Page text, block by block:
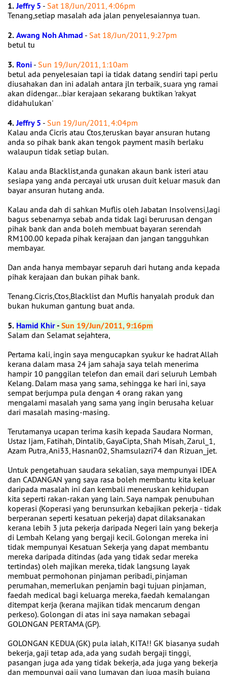
1.Jeffry 5 - Sat 18/Jun/2011, 4:06pm
Tenang,setiap masalah ada jalan penyelesaiannya tuan.
2.Awang Noh Ahmad - Sat 18/Jun/2011, 9:27pm
betul tu
3. Roni - Sun 19/Jun/2011, 1:10am
betul ada penyelesaian tapi ia tidak datang sendiri tapi perlu
diusahakan dan ini adalah antara jln terbaik, suara yng ramai
akan didengar...biar kerajaan sekarang buktikan 'rakyat
didahulukan'
4.Jeffry 5 - Sun 19/Jun/2011, 4:04pm
Kalau anda Cicris atau Ctos,teruskan bayar ansuran hutang
anda so pihak bank akan tengok payment masih berlaku
walaupun tidak setiap bulan.
Kalau anda Blacklist,anda gunakan akaun bank isteri atau
sesiapa yang anda percayai utk urusan duit keluar masuk dan
bayar ansuran hutang anda.
Kalau anda dah di sahkan Muflis oleh Jabatan Insolvensi,lagi
bagus sebenarnya sebab anda tidak lagi berurusan dengan
pihak bank dan anda boleh membuat bayaran serendah
RM100.00 kepada pihak kerajaan dan jangan tangguhkan
membayar.
Dan anda hanya membayar separuh dari hutang anda kepada
pihak kerajaan dan bukan pihak bank.
Tenang.Cicris,Ctos,Blacklist dan Muflis hanyalah produk dan
bukan hukuman gantung buat anda.
5. Hamid Khir-Sun 19/Jun/2011, 9:16pm
Salam dan Selamat sejahtera,
Pertama kali, ingin saya mengucapkan syukur ke hadrat Allah
kerana dalam masa 24 jam sahaja saya telah menerima
hampir 10 panggilan telefon dan email dari seluruh Lembah
Kelang. Dalam masa yang sama, sehingga ke hari ini, saya
sempat berjumpa pula dengan 4 orang rakan yang
mengalami masalah yang sama yang ingin berusaha keluar
dari masalah masing-masing.
Terutamanya ucapan terima kasih kepada Saudara Norman,
Ustaz Ijam, Fatihah, Dintalib, GayaCipta, Shah Misah, Zarul_1,
Azam Putra, Ani33, Hasnan02, Shamsulazri74 dan Rizuan_jet.
Untuk pengetahuan saudara sekalian, saya mempunyai IDEA
dan CADANGAN yang saya rasa boleh membantu kita keluar
daripada masalah ini dan kembali meneruskan kehidupan
kita seperti rakan-rakan yang lain. Saya nampak penubuhan
koperasi (Koperasi yang berunsurkan kebajikan pekerja - tidak
berperanan seperti kesatuan pekerja) dapat dilaksanakan
kerana lebih 3 juta pekerja daripada Negeri lain yang bekerja
di Lembah Kelang yang bergaji kecil. Golongan mereka ini
tidak mempunyai Kesatuan Sekerja yang dapat membantu
mereka daripada ditindas (ada yang tidak sedar mereka
tertindas) oleh majikan mereka, tidak langsung layak
membuat permohonan pinjaman peribadi, pinjaman
perumahan, memerlukan penjamin bagi tujuan pinjaman,
faedah medical bagi keluarga mereka, faedah kemalangan
ditempat kerja (kerana majikan tidak mencarum dengan
perkeso). Golongan di atas ini saya namakan sebagai
GOLONGAN PERTAMA (GP).
GOLONGAN KEDUA (GK) pula ialah, KITA!! GK biasanya sudah
bekerja, gaji tetap ada, ada yang sudah bergaji tinggi,
pasangan juga ada yang tidak bekerja, ada juga yang bekerja
dan mempunyai gaji yang lumayan dan juga masih bujang